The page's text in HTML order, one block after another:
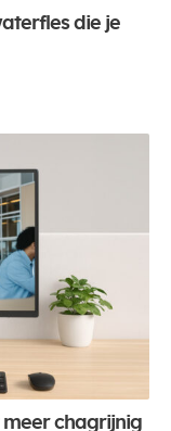
die je
meer chagrijnig